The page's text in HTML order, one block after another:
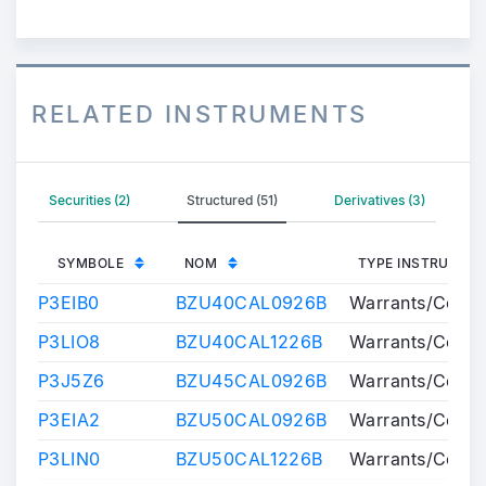
RELATED INSTRUMENTS
Securities (2) Structured (51) Derivatives (3)
SYMBOLE NOM TYPE
P3EIB0 BZU40CAL0926B
Warrants/
P3LIO8
BZU40CAL1226B
Warrants/
P3J5Z6
BZU45CAL0926B
Warrants/
P3EIA2
BZU50CAL0926B
Warrants/
P3LIN0
BZU50CAL1226B Warrants/